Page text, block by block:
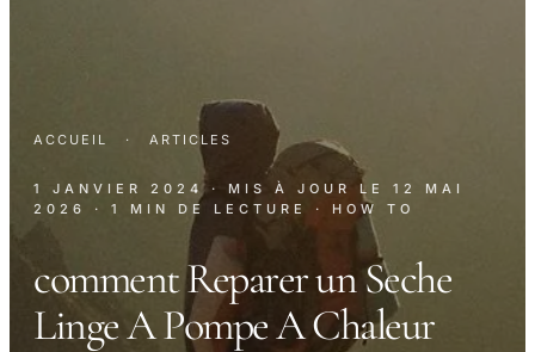
ACCUEIL · ARTICLES
1 JANVIER 2024 · MIS À JOUR LE 12 MAI
2026
· 1 MIN DE LECTURE · HOW TO
comment Reparer un Seche
Linge A Pompe A Chaleur